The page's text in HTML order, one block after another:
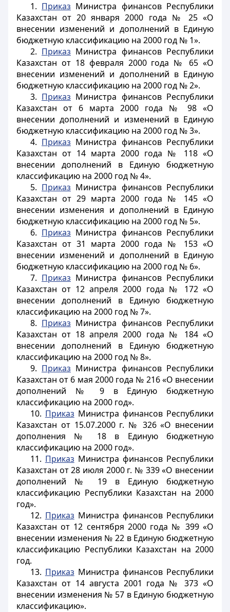
1. Приказ Министра финансов Республики
Казахстан от 20 января 2000 года № 25 «О
внесении изменений и дополнений в Единую
бюджетную классификацию на 2000 год № 1».
2. Приказ Министра финансов Республики
Казахстан от 18 февраля 2000 года № 65 «О
внесении изменений и дополнений в Единую
бюджетную классификацию на 2000 год № 2».
3. Приказ Министра финансов Республики
Казахстан от 6 марта 2000 года № 98 «О
внесении дополнений и изменений в Единую
бюджетную классификацию на 2000 год № 3».
4. Приказ Министра финансов Республики
Казахстан от 14 марта 2000 года № 118 «О
внесении дополнений в Единую бюджетную
классификацию на 2000 год № 4».
5. Приказ Министра финансов Республики
Казахстан от 29 марта 2000 года № 145 «О
внесении изменения и дополнений в Единую
бюджетную классификацию на 2000 год № 5».
6. Приказ Министра финансов Республики
Казахстан от 31 марта 2000 года № 153 «О
внесении изменений и дополнений в Единую
бюджетную классификацию на 2000 год № 6».
7. Приказ Министра финансов Республики
Казахстан от 12 апреля 2000 года № 172 «О
внесении дополнений в Единую бюджетную
классификацию на 2000 год № 7».
8. Приказ Министра финансов Республики
Казахстан от 18 апреля 2000 года № 184 «О
внесении дополнений в Единую бюджетную
классификацию на 2000 год № 8».
9. Приказ Министра финансов Республики
Казахстан от 6 мая 2000 года № 216 «О внесении
дополнений № 9 в Единую бюджетную
классификацию на 2000 год».
10. Приказ Министра финансов Республики
Казахстан от 15.07.2000 г. № 326 «О внесении
дополнения № 18 в Единую бюджетную
классификацию на 2000 год».
11. Приказ Министра финансов Республики
Казахстан от 28 июля 2000 г. № 339 «О внесении
дополнений № 19 в Единую бюджетную
классификацию Республики Казахстан на 2000
год».
12. Приказ Министра финансов Республики
Казахстан от 12 сентября 2000 года № 399 «О
внесении изменения № 22 в Единую бюджетную
классификацию Республики Казахстан на 2000
год.
13. Приказ Министра финансов Республики
Казахстан от 14 августа 2001 года № 373 «О
внесении изменения № 57 в Единую бюджетную
классификацию».